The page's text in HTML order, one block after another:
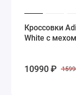
Кроссовки
White с мехом
10990 ₽